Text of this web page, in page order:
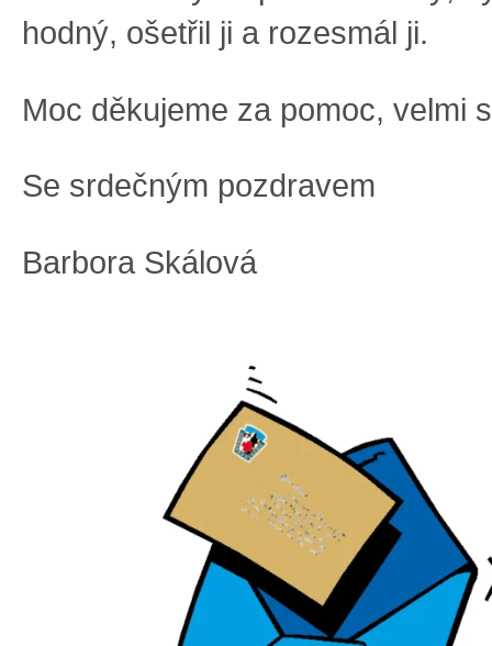
hodný, ošetřil ji a rozesmál ji.
Moc děkujeme za pomoc, velmi
Se srdečným pozdravem
Barbora Skálová